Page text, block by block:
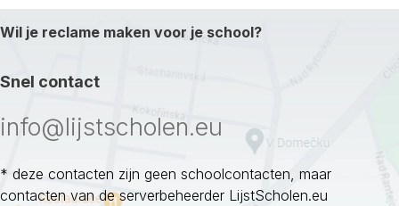
Wil je reclame maken voor je school?
Snel contact
info@lijstscholen.eu
* deze contacten zijn geen schoolcontacten, maar
contacten van de serverbeheerder LijstScholen.eu